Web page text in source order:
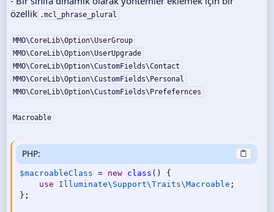
özellik .mcl_phrase_plural
MMO\CoreLib\Option\UserGroup
MMO\CoreLib\Option\UserUpgrade
MMO\CoreLib\Option\CustomFields\Contact
MMO\CoreLib\Option\CustomFields\Personal
MMO\CoreLib\Option\CustomFields\Prefefernces
Macroable
PHP:
$macroableClass = new class ( )
{
use
Illuminate\ Support\Traits\Macroable ;
} ;